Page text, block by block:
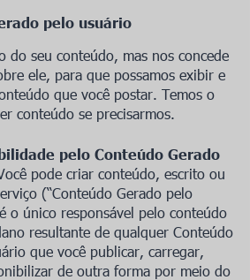
pelo usuário
do seu conteúdo, mas nos concede
ele, para que possamos exibir e
que você postar. Temos o
conteúdo se precisarmos.
pelo Conteúdo Gerado
pode criar conteúdo, escrito ou
(“Conteúdo Gerado pelo
o único responsável pelo conteúdo
resultante de qualquer Conteúdo
que você publicar, carregar,
de outra forma por meio do